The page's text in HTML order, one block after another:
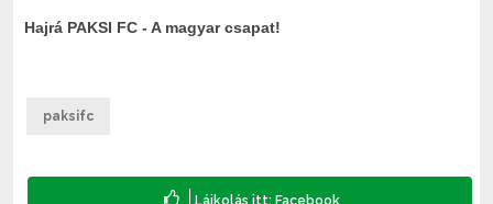
Hajrá PAKSI FC - A magyar csapat!
paksifc